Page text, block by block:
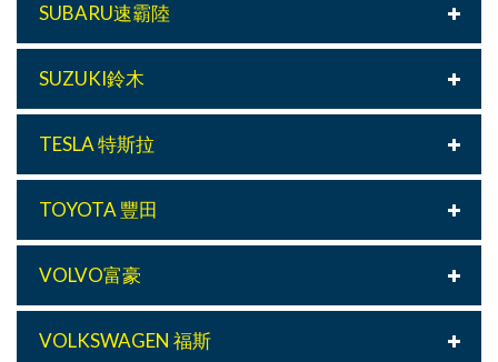
SUBARU速霸陸
SUZUKI鈴木
TESLA 特斯拉
TOYOTA 豐田
VOLVO富豪
VOLKSWAGEN 福斯